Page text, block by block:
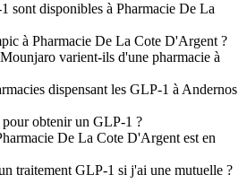
sont disponibles à Pharmacie De La
à Pharmacie De La Cote D'Argent ?
varient-ils d'une pharmacie à
dispensant les GLP-1 à Andernos
obtenir un GLP-1 ?
De La Cote D'Argent est en
traitement GLP-1 si j'ai une mutuelle ?